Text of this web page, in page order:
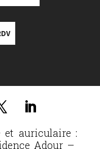
et auriculaire :
Adour –